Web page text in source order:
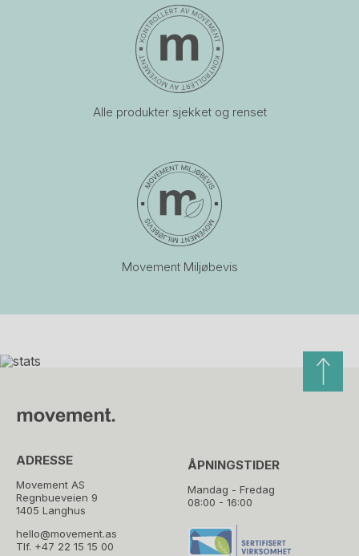
Alle produkter sjekket og renset
Movement Miljøbevis
ADRESSE
Movement AS
Regnbueveien 9
1405 Langhus
hello@movement.as
Tlf. +47 22 15 15 00
ÅPNINGSTIDER
Mandag - Fredag
08:00 - 16:00